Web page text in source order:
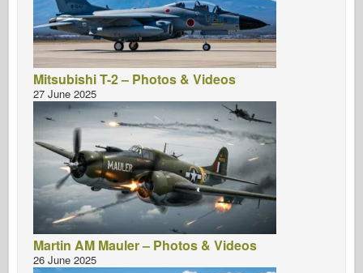
Mitsubishi T-2 – Photos & Videos
27 June 2025
Martin AM Mauler – Photos & Videos
26 June 2025